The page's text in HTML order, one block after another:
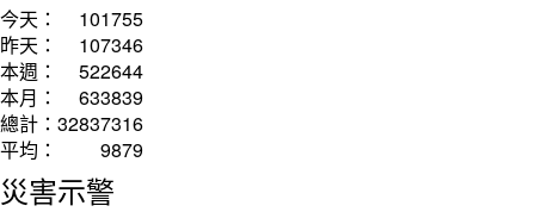
今天：
101755
昨天：
107346
本週：
522644
本月：
633839
總計： 32837316
平均：
9879
災害示警